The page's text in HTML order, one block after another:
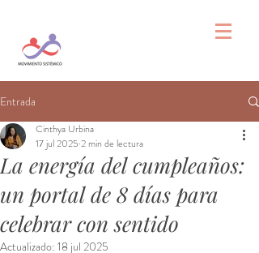
Entrada
La energía del cumpleaños:
un portal de 8 días para
celebrar con sentido
Cinthya Urbina
17 jul 2025 2 min de lectura
Actualizado: 18 jul 2025